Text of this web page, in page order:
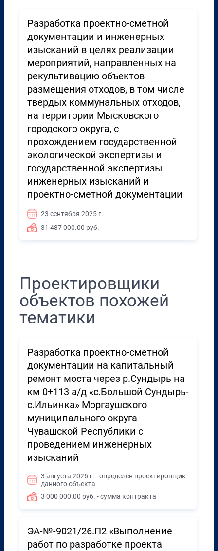
Разработка проектно-сметной
документации и инженерных
изысканий в целях реализации
мероприятий, направленных на
рекультивацию объектов
размещения отходов, в том числе
твердых коммунальных отходов,
на территории Мысковского
городского округа, с
прохождением государственной
экологической экспертизы и
государственной экспертизы
инженерных изысканий и
проектно-сметной документации
23 сентября 2025 г.
31 487 000.00 руб.
Проектировщики
объектов похожей
тематики
Разработка проектно-сметной
документации на капитальный
ремонт моста через р.Сундырь на
км 0+113 а/д «с.Большой Сундырь-
с.Ильинка» Моргаушского
муниципального округа
Чувашской Республики с
проведением инженерных
изысканий
3 августа 2026 г. - определён проектировщик
данного объекта
3 000 000.00 руб. - сумма контракта
ЭА-№-9021/26.П2 «Выполнение
работ по разработке проекта